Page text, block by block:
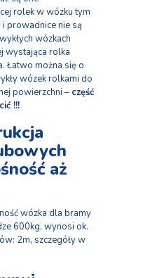
rolek w wózku tym
prowadnice nie są
wózkach
wystająca rolka
Łatwo można się o
wózek rolkami do
powierzchni – część
!!!
aż
wózka dla bramy
600kg, wynosi ok.
2m, szczegóły w